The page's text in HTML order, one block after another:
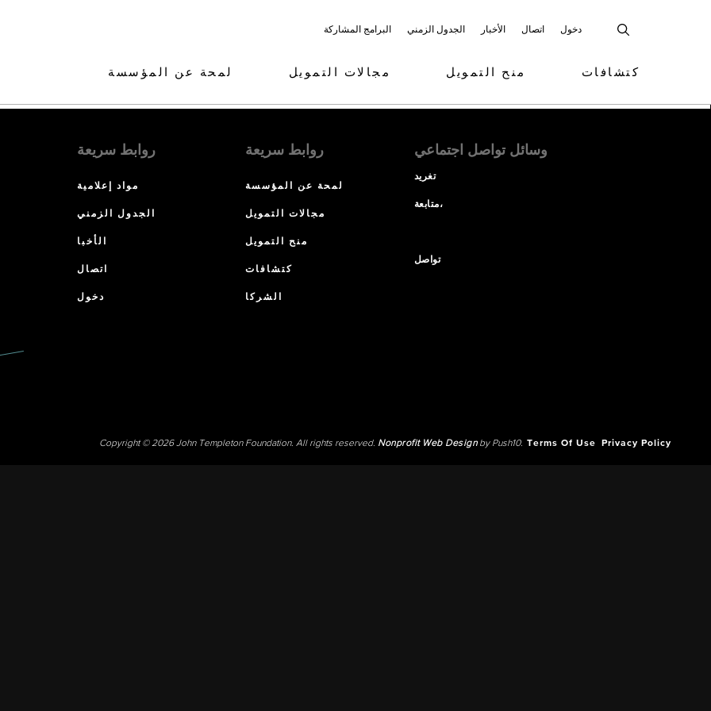
البرامج المشاركة الجدول الزمني الأخبار اتصال دخول
لمحة عن المؤسسة مجالات التمويل منح التمويل كتشافات
روابط سريعة
مواد إعلامية
الجدول الزمني
الأخبا
اتصال
دخول
روابط سريعة
لمحة عن المؤسسة
مجالات التمويل
منح التمويل
كتشافات
الشركا
وسائل تواصل اجتماعي
تغريد
متابعة،
تواصل
Copyright © 2026 John Templeton Foundation. All rights reserved. Nonprofit Web Designby Push10. Terms Of Use Privacy Policy